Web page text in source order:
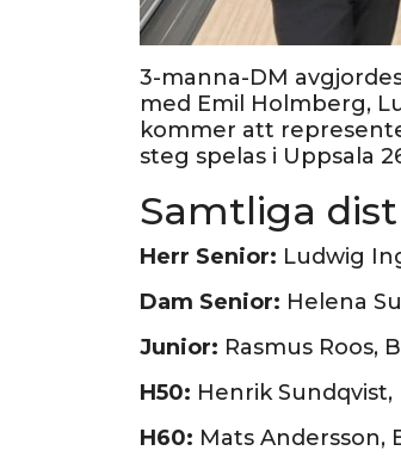
3-manna-DM
med Emil Holmberg,
kommer att
steg spelas i Uppsala
Samtliga
Herr Senior: Ludwig
Dam Senior: Helena
Junior: Rasmus Roos,
H50: Henrik Sundqvist,
H60: Mats Andersson,